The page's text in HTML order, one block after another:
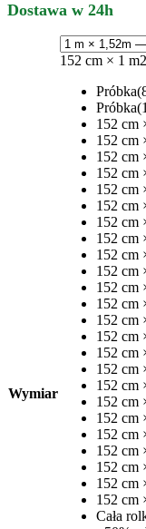
Dostawa w 24h
Wymiar
152 cm × 1 m
Próbka
Próbka
152 cm
152 cm
152 cm
152 cm
152 cm
152 cm
152 cm
152 cm
152 cm
152 cm
152 cm
152 cm
152 cm
152 cm
152 cm
152 cm
152 cm
152 cm
152 cm
152 cm
152 cm
152 cm
152 cm
152 cm
Cała